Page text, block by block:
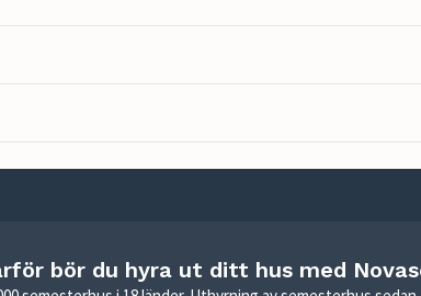
bör du hyra ut ditt hus med